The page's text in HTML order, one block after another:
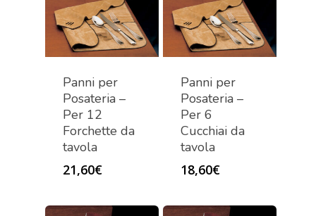
Panni per
Posateria –
Per 12
Forchette da
tavola
21,60€
Panni per
Posateria –
Per 6
Cucchiai da
tavola
18,60€